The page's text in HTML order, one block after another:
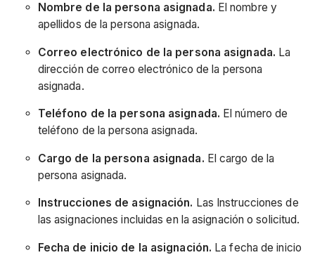
Nombre de la persona asignada. El nombre y
apellidos de la persona asignada.
Correo electrónico de la persona asignada. La
dirección de correo electrónico de la persona
asignada.
Teléfono de la persona asignada. El número de
teléfono de la persona asignada.
Cargo de la persona asignada. El cargo de la
persona asignada.
Instrucciones de asignación. Las Instrucciones de
las asignaciones incluidas en la asignación o solicitud.
Fecha de inicio de la asignación. La fecha de inicio